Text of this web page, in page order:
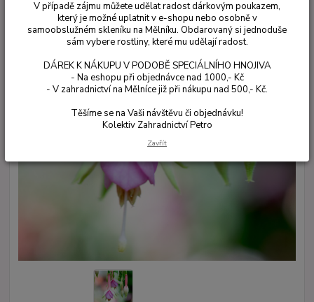
V případě zájmu můžete udělat radost dárkovým poukazem,
který je možné uplatnit v e-shopu nebo osobně v
samoobslužném skleníku na Mělníku. Obdarovaný si jednoduše
sám vybere rostliny, které mu udělají radost.
DÁREK K NÁKUPU V PODOBĚ SPECIÁLNÍHO HNOJIVA
- Na eshopu při objednávce nad 1000,- Kč
- V zahradnictví na Mělníce již při nákupu nad 500,- Kč.
Těšíme se na Vaši návštěvu či objednávku!
Kolektiv Zahradnictví Petro
Zavřít